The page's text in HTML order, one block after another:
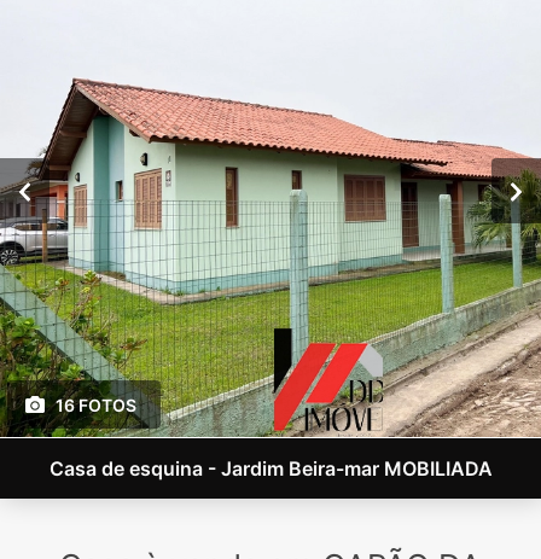
16 FOTOS
Casa de esquina - Jardim Beira-mar MOBILIADA